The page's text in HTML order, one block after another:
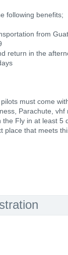
following benefits;
from
return in the
must come
Parachute, vhf
Fly in at least
place that meets